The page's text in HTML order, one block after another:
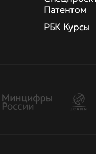
Патентом
РБК Курсы